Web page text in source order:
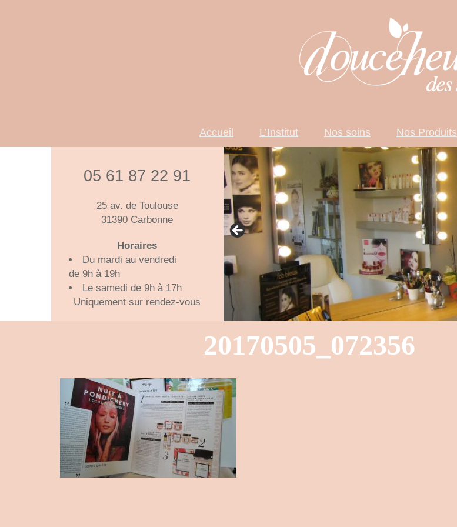
Accueil L’Institut Nos soins Nos Produits
05 61 87 22 91
25 av. de Toulouse
31390 Carbonne
Horaires
Du mardi au vendredi
de 9h à 19h
Le samedi de 9h à 17h
Uniquement sur rendez-vous
20170505_072356